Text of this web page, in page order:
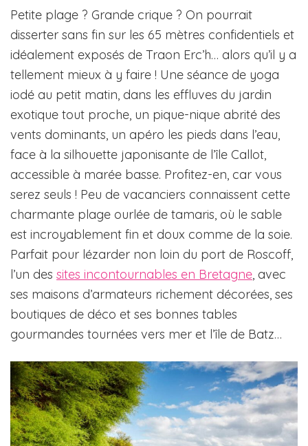
Petite plage ? Grande crique ? On pourrait
disserter sans fin sur les 65 mètres confidentiels et
idéalement exposés de Traon Erc’h… alors qu’il y a
tellement mieux à y faire ! Une séance de yoga
iodé au petit matin, dans les effluves du jardin
exotique tout proche, un pique-nique abrité des
vents dominants, un apéro les pieds dans l’eau,
face à la silhouette japonisante de l’île Callot,
accessible à marée basse. Profitez-en, car vous
serez seuls ! Peu de vacanciers connaissent cette
charmante plage ourlée de tamaris, où le sable
est incroyablement fin et doux comme de la soie.
Parfait pour lézarder non loin du port de Roscoff,
l’un des sites incontournables en Bretagne, avec
ses maisons d’armateurs richement décorées, ses
boutiques de déco et ses bonnes tables
gourmandes tournées vers mer et l’île de Batz…